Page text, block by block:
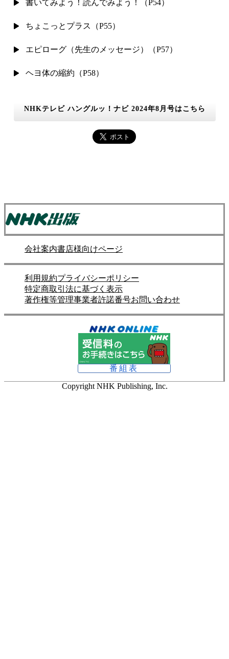
書いてみよう！読んでみよう！（P54）
ちょこっとプラス（P55）
エピローグ（先生のメッセージ）（P57）
ヘヨ体の縮約（P58）
NHKテレビ ハングルッ！ナビ 2024年8月号はこちら
会社案内書店様向けページ
利用規約プライバシーポリシー
特定商取引法に基づく表示
著作権等管理事業者許諾番号お問い合わせ
番組表
Copyright NHK Publishing, Inc.